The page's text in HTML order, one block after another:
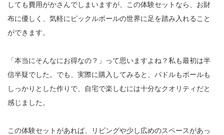
しても費用がかさんでしまいますが、この体験セットなら、お財
布に優しく、気軽にピックルボールの世界に足を踏み入れること
ができます。
「本当にそんなにお得なの？」って思いますよね？私も最初は半
信半疑でした。でも、実際に購入してみると、パドルもボールも
しっかりとした作りで、自宅で楽しむには十分なクオリティだと
感じました。
この体験セットがあれば、リビングや少し広めのスペースがあっ